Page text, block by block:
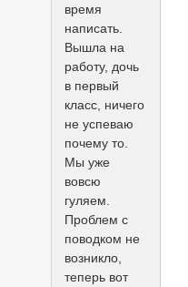
время
написать.
Вышла на
работу, дочь
в первый
класс, ничего
не успеваю
почему то.
Мы уже
вовсю
гуляем.
Проблем с
поводком не
возникло,
теперь вот